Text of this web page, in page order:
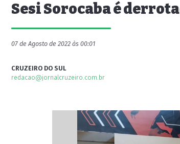
Sesi Sorocaba é
07 de Agosto de 2022 às 00:01
CRUZEIRO DO SUL
redacao@jornalcruzeiro.com.br